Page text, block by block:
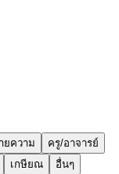
ยความ
ครู/อาจารย์
เกษียณ อื่นๆ